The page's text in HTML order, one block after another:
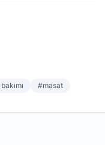
#masat